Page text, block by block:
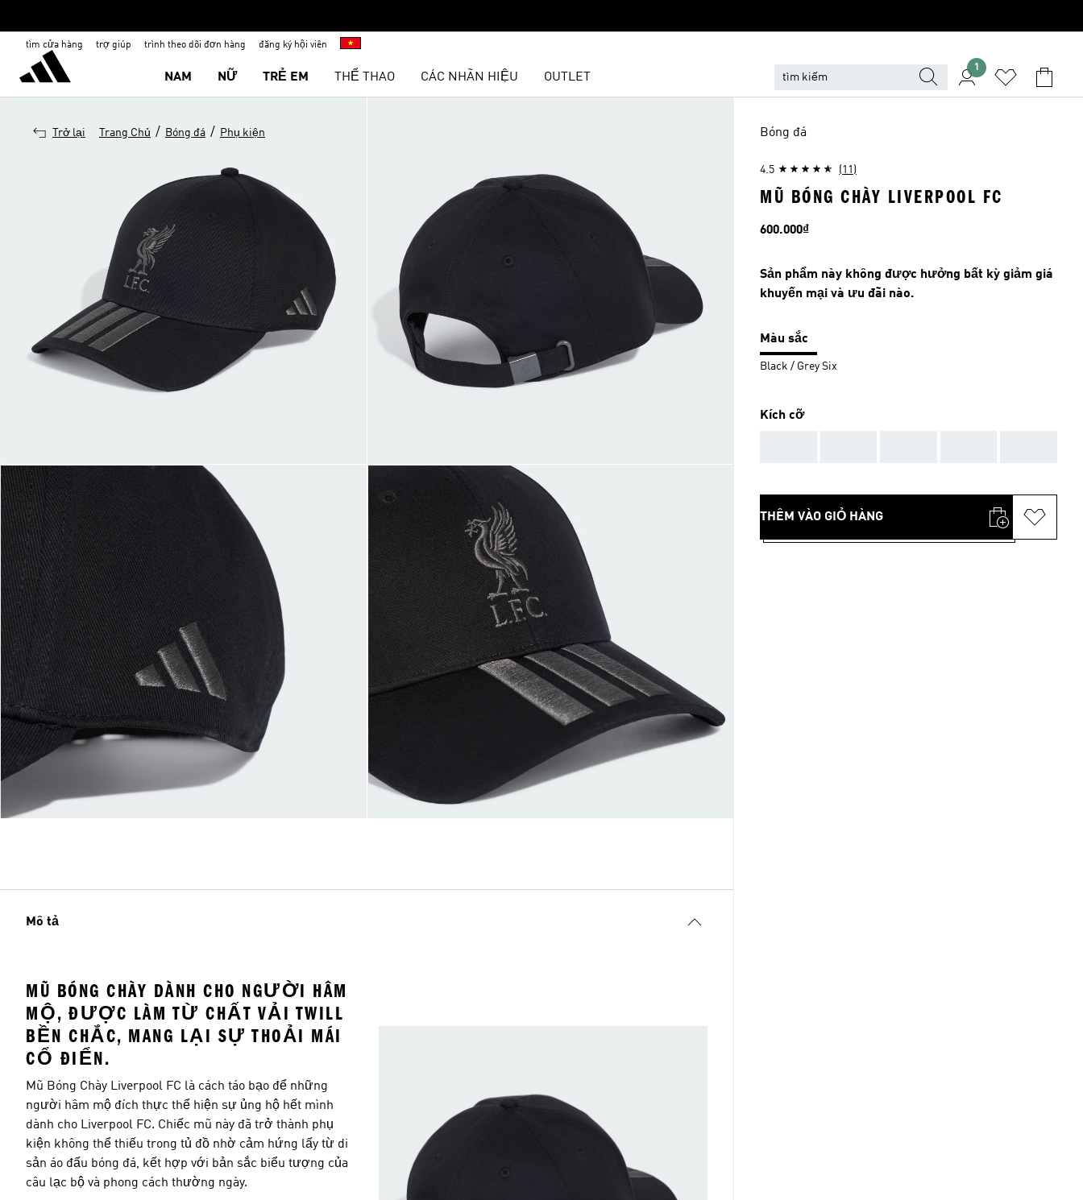
tìm cửa hàng trợ giúp trình theo dõi đơn hàng đăng ký hội viên
NAM NỮ TRẺ EM THỂ THAO CÁC NHÃN HIỆU OUTLET
1
Trở lại Trang Chủ / Bóng đá / Phụ kiện
Mô tả
MŨ BÓNG CHÀY DÀNH CHO NGƯỜI HÂM
MỘ, ĐƯỢC LÀM TỪ CHẤT VẢI TWILL
BỀN CHẮC, MANG LẠI SỰ THOẢI MÁI
CỔ ĐIỂN.
Mũ Bóng Chày Liverpool FC là cách táo bạo để những
người hâm mộ đích thực thể hiện sự ủng hộ hết mình
dành cho Liverpool FC. Chiếc mũ này đã trở thành phụ
kiện không thể thiếu trong tủ đồ nhờ cảm hứng lấy từ di
sản áo đấu bóng đá, kết hợp với bản sắc biểu tượng của
câu lạc bộ và phong cách thường ngày.
Bóng đá
4.5 (11)
MŨ BÓNG CHÀY LIVERPOOL FC
Giá
600.000₫
Sản phẩm này không được hưởng bất kỳ giảm giá
khuyến mại và ưu đãi nào.
Màu sắc
Black / Grey Six
Kích cỡ
THÊM VÀO GIỎ HÀNG